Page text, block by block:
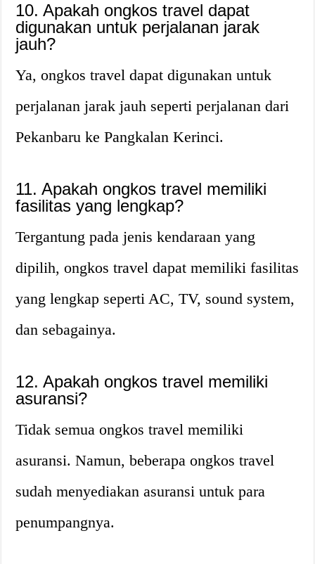
10. Apakah ongkos travel dapat
digunakan untuk perjalanan jarak
jauh?
Ya, ongkos travel dapat digunakan untuk
perjalanan jarak jauh seperti perjalanan dari
Pekanbaru ke Pangkalan Kerinci.
11. Apakah ongkos travel memiliki
fasilitas yang lengkap?
Tergantung pada jenis kendaraan yang
dipilih, ongkos travel dapat memiliki fasilitas
yang lengkap seperti AC, TV, sound system,
dan sebagainya.
12. Apakah ongkos travel memiliki
asuransi?
Tidak semua ongkos travel memiliki
asuransi. Namun, beberapa ongkos travel
sudah menyediakan asuransi untuk para
penumpangnya.